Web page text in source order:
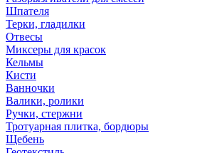
Шпателя
Терки, гладилки
Отвесы
Миксеры для красок
Кельмы
Кисти
Ванночки
Валики, ролики
Ручки, стержни
Тротуарная плитка, бордюры
Щебень